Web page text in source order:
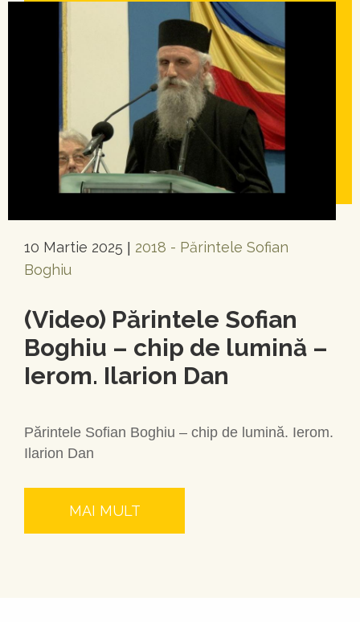
10 Martie 2025
2018 - Părintele Sofian
Boghiu
(Video) Părintele Sofian
Boghiu – chip de lumină –
Ierom. Ilarion Dan
Părintele Sofian Boghiu – chip de lumină. Ierom.
Ilarion Dan
MAI MULT